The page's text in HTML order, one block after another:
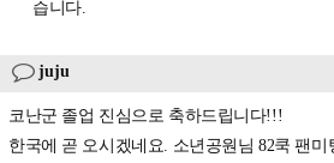
습니다.
juju
코난군 졸업 진심으로 축하드립니다!!!
한국에 곧 오시겠네요. 소년공원님 82쿡 팬